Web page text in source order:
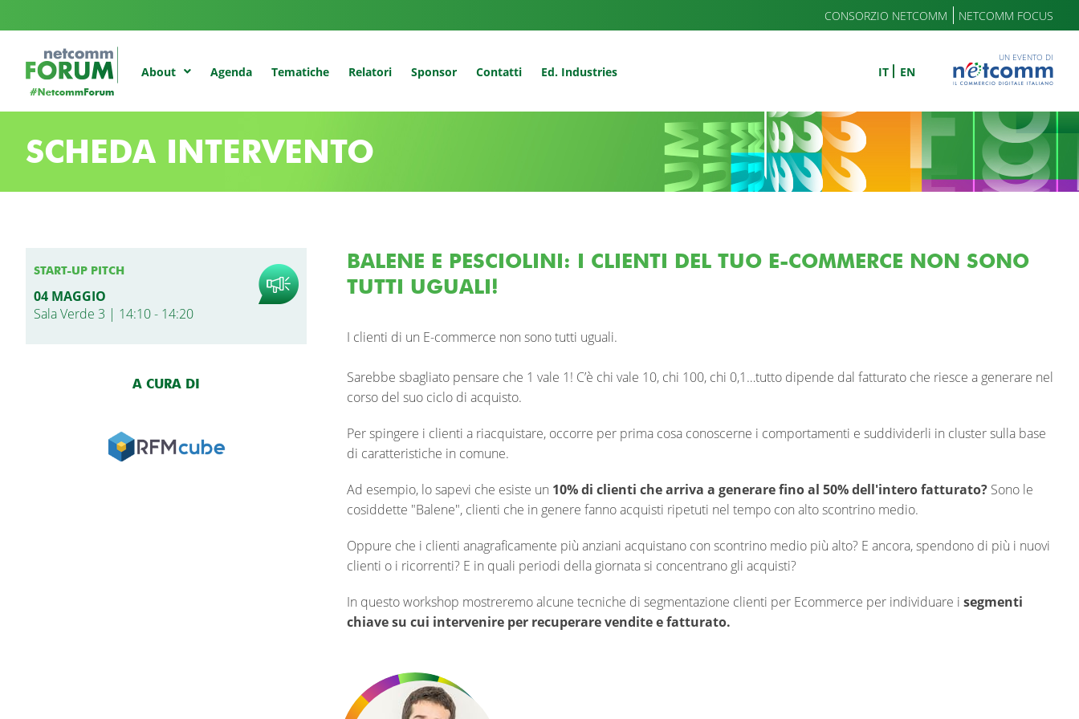
CONSORZIO NETCOMM NETCOMM FOCUS
About Agenda Tematiche Relatori Sponsor Contatti Ed. Industries IT EN
UN EVENTO DI
SCHEDA INTERVENTO
START-UP PITCH
04 MAGGIO
Sala Verde 3 | 14:10 - 14:20
A CURA DI
BALENE E PESCIOLINI: I CLIENTI DEL TUO E-COMMERCE NON SONO
TUTTI UGUALI!
I clienti di un E-commerce non sono tutti uguali.
Sarebbe sbagliato pensare che 1 vale 1! C’è chi vale 10, chi 100, chi 0,1…tutto dipende dal fatturato che riesce a generare nel
corso del suo ciclo di acquisto.
Per spingere i clienti a riacquistare, occorre per prima cosa conoscerne i comportamenti e suddividerli in cluster sulla base
di caratteristiche in comune.
Ad esempio, lo sapevi che esiste un 10% di clienti che arriva a generare fino al 50% dell'intero fatturato? Sono le
cosiddette "Balene", clienti che in genere fanno acquisti ripetuti nel tempo con alto scontrino medio.
Oppure che i clienti anagraficamente più anziani acquistano con scontrino medio più alto? E ancora, spendono di più i nuovi
clienti o i ricorrenti? E in quali periodi della giornata si concentrano gli acquisti?
In questo workshop mostreremo alcune tecniche di segmentazione clienti per Ecommerce per individuare i segmenti
chiave su cui intervenire per recuperare vendite e fatturato.